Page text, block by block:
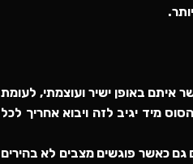
באופן ישיר ועוצמתי, לעומת
מיד יגיב לזה ויבוא אחריך לכל
גם כאשר פוגשים מצבים לא בהירים